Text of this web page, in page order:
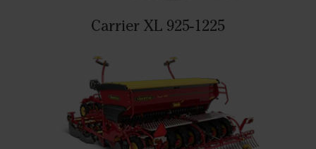
Carrier XL 925-1225